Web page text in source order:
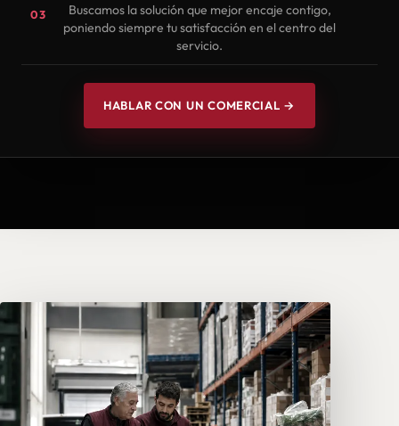
03
Buscamos la solución que mejor encaje contigo,
poniendo siempre tu satisfacción en el centro del
servicio.
HABLAR CON UN COMERCIAL →